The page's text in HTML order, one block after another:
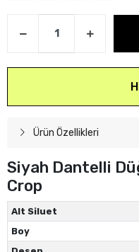
Ürün Özellikleri
Siyah Dantelli
Crop
Alt Siluet
Boy